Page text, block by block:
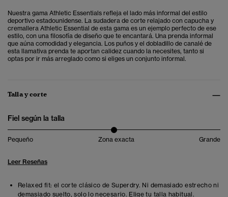
Nuestra gama Athletic Essentials refleja el lado más informal del estilo
deportivo estadounidense. La sudadera de corte relajado con capucha y
cremallera Athletic Essential de esta gama es un ejemplo perfecto de ese
estilo, con una filosofía de diseño que te encantará. Una prenda informal
que aúna comodidad y elegancia. Los puños y el dobladillo de canalé de
esta llamativa prenda te aportan calidez cuando la necesites, tanto si
optas por ir más arreglado como si eliges un conjunto informal.
Talla y corte
Fiel según la talla
Pequeño Zona exacta Grande
Leer Reseñas
Relaxed fit: el corte clásico de Superdry. Ni demasiado estrecho ni
demasiado suelto, solo lo necesario. Elige tu talla habitual.